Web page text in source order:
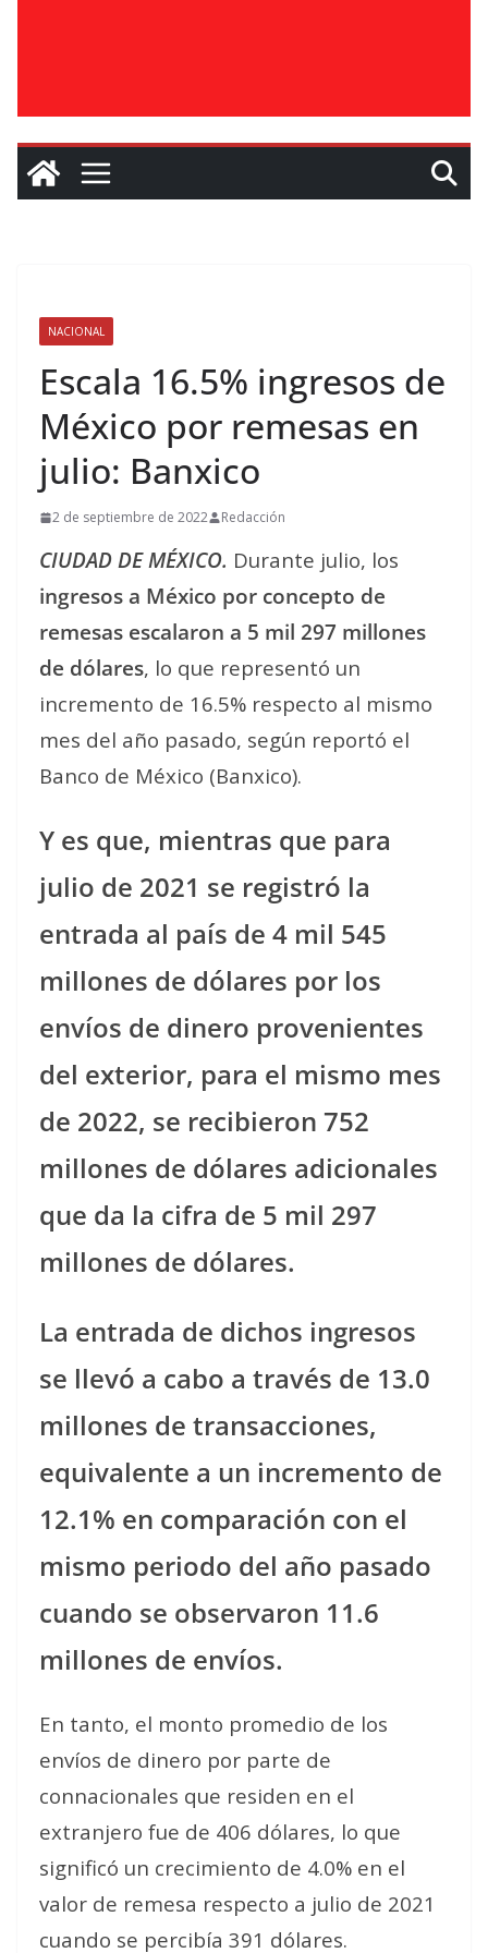
NACIONAL
Escala 16.5% ingresos de
México por remesas en
julio: Banxico
2 de septiembre de 2022 Redacción
CIUDAD DE MÉXICO. Durante julio, los
ingresos a México por concepto de
remesas escalaron a 5 mil 297 millones
de dólares, lo que representó un
incremento de 16.5% respecto al mismo
mes del año pasado, según reportó el
Banco de México (Banxico).
Y es que, mientras que para
julio de 2021 se registró la
entrada al país de 4 mil 545
millones de dólares por los
envíos de dinero provenientes
del exterior, para el mismo mes
de 2022, se recibieron 752
millones de dólares adicionales
que da la cifra de 5 mil 297
millones de dólares.
La entrada de dichos ingresos
se llevó a cabo a través de 13.0
millones de transacciones,
equivalente a un incremento de
12.1% en comparación con el
mismo periodo del año pasado
cuando se observaron 11.6
millones de envíos.
En tanto, el monto promedio de los
envíos de dinero por parte de
connacionales que residen en el
extranjero fue de 406 dólares, lo que
significó un crecimiento de 4.0% en el
valor de remesa respecto a julio de 2021
cuando se percibía 391 dólares.